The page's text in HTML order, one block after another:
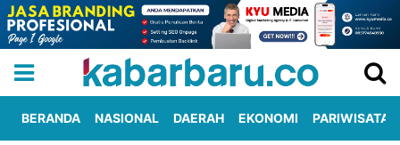
BERANDA NASIONAL DAERAH EKONOMI PARIWISATA